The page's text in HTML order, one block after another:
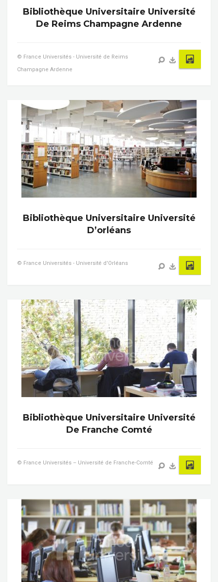
Bibliothèque Universitaire Université
De Reims Champagne Ardenne
© France Universités - Université de Reims
Champagne Ardenne
Bibliothèque Universitaire Université
D’orléans
© France Universités - Université d'Orléans
Bibliothèque Universitaire Université
De Franche Comté
© France Universités – Université de Franche-Comté